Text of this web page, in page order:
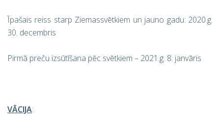
Īpašais reiss starp Ziemassvētkiem un jauno gadu: 2020.g.
30. decembris
Pirmā preču izsūtīšana pēc svētkiem – 2021.g. 8. janvāris
VĀCIJA: